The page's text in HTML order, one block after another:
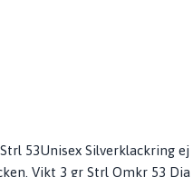
53Unisex Silverklackring ej
Vikt 3 gr Strl Omkr 53 Dia